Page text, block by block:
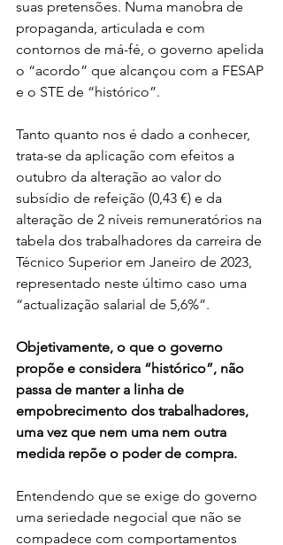
suas pretensões. Numa manobra de
propaganda, articulada e com
contornos de má-fé, o governo apelida
o “acordo” que alcançou com a FESAP
e o STE de “histórico”.
Tanto quanto nos é dado a conhecer,
trata-se da aplicação com efeitos a
outubro da alteração ao valor do
subsídio de refeição (0,43 €) e da
alteração de 2 níveis remuneratórios na
tabela dos trabalhadores da carreira de
Técnico Superior em Janeiro de 2023,
representado neste último caso uma
“actualização salarial de 5,6%”.
Objetivamente, o que o governo
propõe e considera “histórico”, não
passa de manter a linha de
empobrecimento dos trabalhadores,
uma vez que nem uma nem outra
medida repõe o poder de compra.
Entendendo que se exige do governo
uma seriedade negocial que não se
compadece com comportamentos